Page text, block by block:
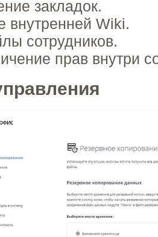
закладок.
внутренней Wiki.
сотрудников.
прав внутри